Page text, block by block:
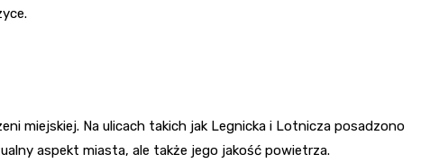
miejskiej. Na ulicach takich jak Legnicka i Lotnicza posadzono
aspekt miasta, ale także jego jakość powietrza.